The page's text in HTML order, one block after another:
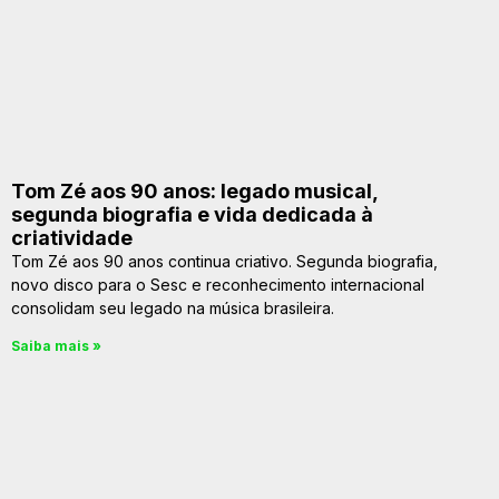
Tom Zé aos 90 anos: legado musical,
segunda biografia e vida dedicada à
criatividade
Tom Zé aos 90 anos continua criativo. Segunda biografia,
novo disco para o Sesc e reconhecimento internacional
consolidam seu legado na música brasileira.
Saiba mais »